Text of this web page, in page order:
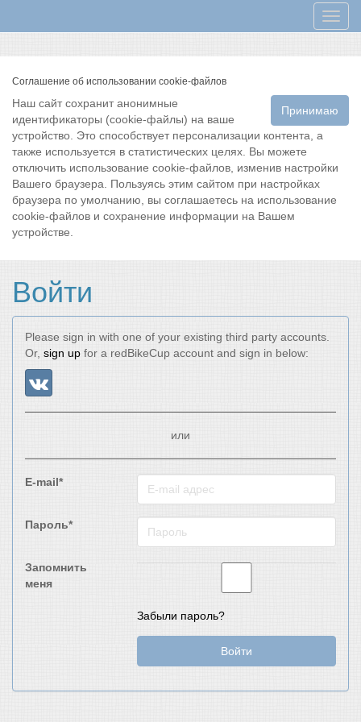
Меню
Соглашение об использовании cookie-файлов
Принимаю
Наш сайт сохранит анонимные
идентификаторы (cookie-файлы) на ваше
устройство. Это способствует персонализации контента, а
также используется в статистических целях. Вы можете
отключить использование cookie-файлов, изменив настройки
Вашего браузера. Пользуясь этим сайтом при настройках
браузера по умолчанию, вы соглашаетесь на использование
cookie-файлов и сохранение информации на Вашем
устройстве.
Войти
Please sign in with one of your existing third party accounts.
Or, sign up for a redBikeCup account and sign in below:
или
E-mail*
Пароль*
Запомнить
меня
Забыли пароль?
Войти